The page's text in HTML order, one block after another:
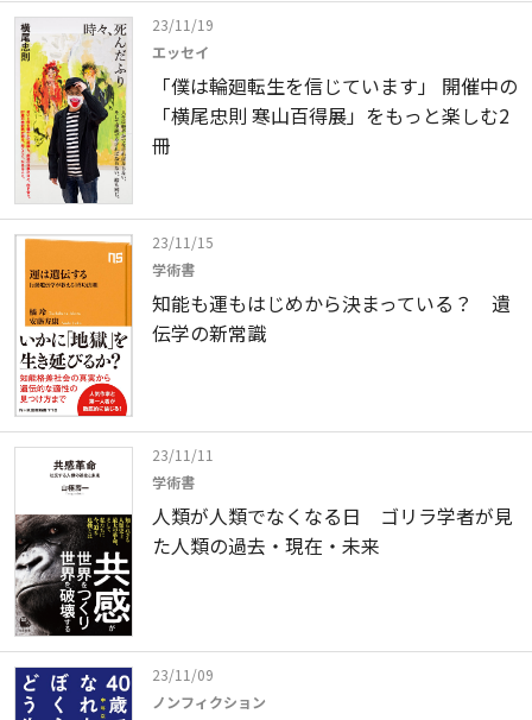
23/11/19
エッセイ
「僕は輪廻転生を信じています」 開催中の
「横尾忠則 寒山百得展」をもっと楽しむ2
冊
23/11/15
学術書
知能も運もはじめから決まっている？ 遺
伝学の新常識
23/11/11
学術書
人類が人類でなくなる日 ゴリラ学者が見
た人類の過去・現在・未来
23/11/09
ノンフィクション